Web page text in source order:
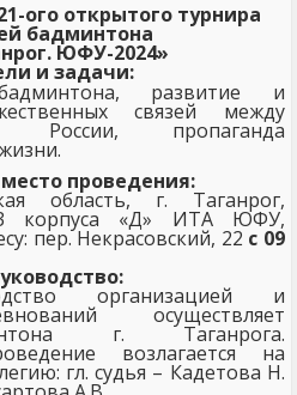
ого открытого турнира
бадминтона
ЮФУ-2024»
и задачи:
развитие и
связей между
России, пропаганда
проведения:
область, г. Таганрог,
корпуса «Д» ИТА ЮФУ,
пер. Некрасовский, 22 с 09
организацией и
осуществляет
г. Таганрога.
возлагается на
гл. судья – Кадетова Н.